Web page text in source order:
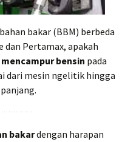
bakar (BBM) berbeda
Pertamax, apakah
bensin pada
dari mesin ngelitik hingga
bakardengan harapan